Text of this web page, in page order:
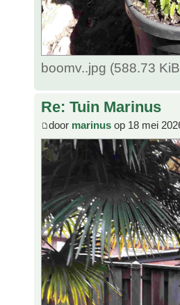
boomv..jpg (588.73
Re: Tuin Marinus
door marinus op 18 mei